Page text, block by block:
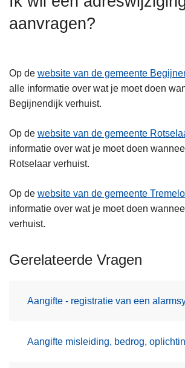
aanvragen?
Op de website van de gemeente
alle informatie over wat je moet doen
Begijnendijk verhuist.
Op de website van de gemeente
informatie over wat je moet doen
Rotselaar verhuist.
Op de website van de gemeente Tremelo
informatie over wat je moet doen
verhuist.
Gerelateerde Vragen
Aangifte - registratie van een
Aangifte misleiding, bedrog,